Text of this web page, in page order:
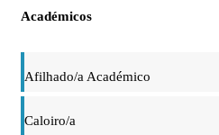
Académicos
Afilhado/a Académico
Caloiro/a